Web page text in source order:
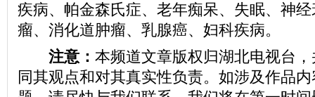
疾病、帕金森氏症、老年痴呆、失眠、神
瘤、消化道肿瘤、乳腺癌、妇科疾病。
注意： 本频道文章版权归湖北电视台
同其观点和对其真实性负责。如涉及作品